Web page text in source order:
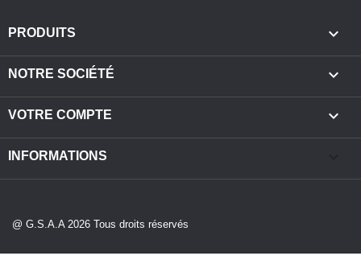
PRODUITS 
NOTRE SOCIÉTÉ 
VOTRE COMPTE 
INFORMATIONS
@ G.S.A.A 2026 Tous droits réservés